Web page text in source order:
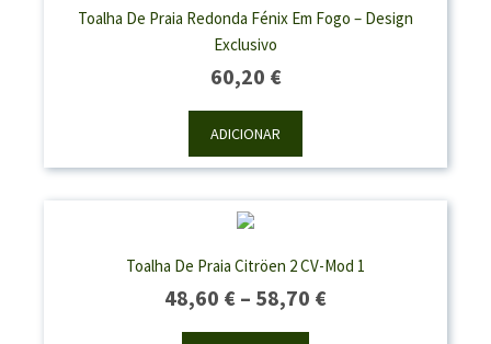
Toalha De Praia Redonda Fénix Em Fogo – Design
Exclusivo
60,20 €
ADICIONAR
Toalha De Praia Citröen 2 CV-Mod 1
48,60 € – 58,70 €Price